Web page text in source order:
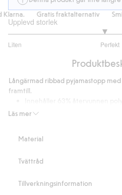
Gratis fraktalternativ
Upplevd storlek
Liten Perfekt
utav
53
betyg
Läs mer
Långärmad ribbad pyjamastopp
framtill.
Artikelnummer
Material
Tvättråd
Tillverkningsinformation